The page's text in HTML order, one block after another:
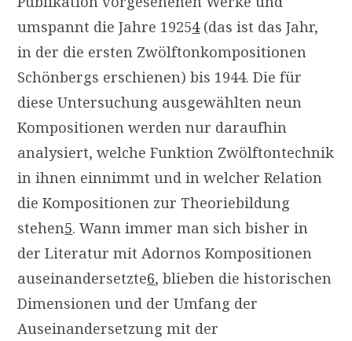
umspannt die Jahre 19254(das ist das Jahr,
in der die ersten Zwölftonkompositionen
Schönbergs erschienen) bis 1944. Die für
diese Untersuchung ausgewählten neun
Kompositionen werden nur daraufhin
analysiert, welche Funktion Zwölftontechnik
in ihnen einnimmt und in welcher Relation
die Kompositionen zur Theoriebildung
stehen5. Wann immer man sich bisher in
der Literatur mit Adornos Kompositionen
auseinandersetzte6, blieben die historischen
Dimensionen und der Umfang der
Auseinandersetzung mit der